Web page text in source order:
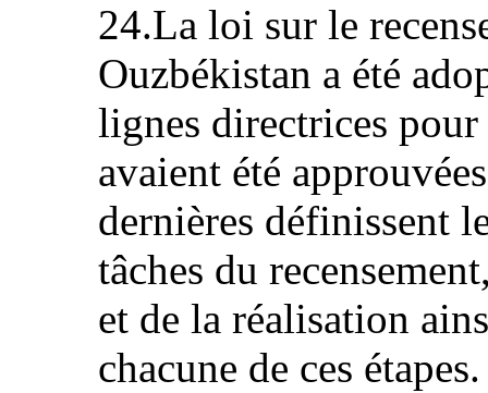
24.La loi sur le
Ouzbékistan a été
lignes directrices
avaient été
dernières définissent
tâches du
et de la réalisation
chacune de ces étapes.